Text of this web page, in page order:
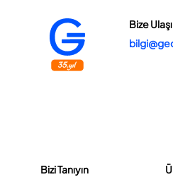
Bize
Bizi Tanıyın